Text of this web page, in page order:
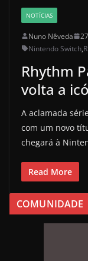
NOTÍCIAS
Nuno Nêveda
Nintendo Switch,
Rhythm
volta a
A aclamada
com um novo
chegará à
Read More
COMUNIDADE